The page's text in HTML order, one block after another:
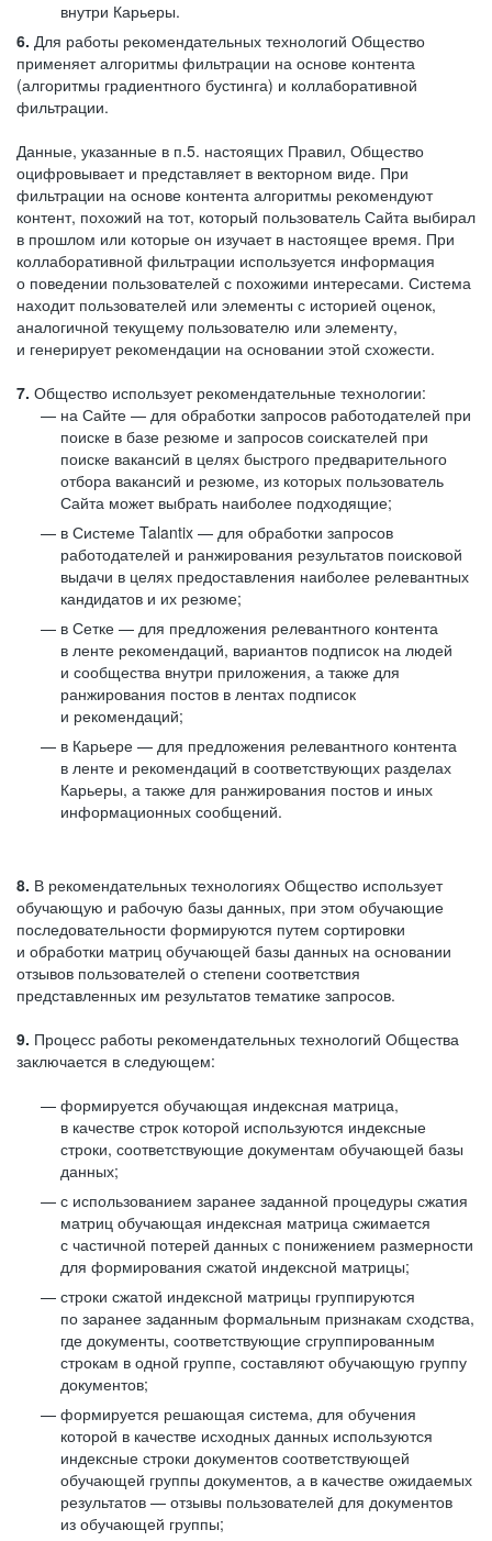
внутри Карьеры.
6. Для работы рекомендательных технологий Общество
применяет алгоритмы фильтрации на основе контента
(алгоритмы градиентного бустинга) и коллаборативной
фильтрации.
Данные, указанные в п.5. настоящих Правил, Общество
оцифровывает и представляет в векторном виде. При
фильтрации на основе контента алгоритмы рекомендуют
контент, похожий на тот, который пользователь Сайта выбирал
в прошлом или которые он изучает в настоящее время. При
коллаборативной фильтрации используется информация
о поведении пользователей с похожими интересами. Система
находит пользователей или элементы с историей оценок,
аналогичной текущему пользователю или элементу,
и генерирует рекомендации на основании этой схожести.
7. Общество использует рекомендательные технологии:
на Сайте — для обработки запросов работодателей при
поиске в базе резюме и запросов соискателей при
поиске вакансий в целях быстрого предварительного
отбора вакансий и резюме, из которых пользователь
Сайта может выбрать наиболее подходящие;
в Системе Talantix — для обработки запросов
работодателей и ранжирования результатов поисковой
выдачи в целях предоставления наиболее релевантных
кандидатов и их резюме;
в Сетке — для предложения релевантного контента
в ленте рекомендаций, вариантов подписок на людей
и сообщества внутри приложения, а также для
ранжирования постов в лентах подписок
и рекомендаций;
в Карьере — для предложения релевантного контента
в ленте и рекомендаций в соответствующих разделах
Карьеры, а также для ранжирования постов и иных
информационных сообщений.
8. В рекомендательных технологиях Общество использует
обучающую и рабочую базы данных, при этом обучающие
последовательности формируются путем сортировки
и обработки матриц обучающей базы данных на основании
отзывов пользователей о степени соответствия
представленных им результатов тематике запросов.
9. Процесс работы рекомендательных технологий Общества
заключается в следующем:
формируется обучающая индексная матрица,
в качестве строк которой используются индексные
строки, соответствующие документам обучающей базы
данных;
с использованием заранее заданной процедуры сжатия
матриц обучающая индексная матрица сжимается
с частичной потерей данных с понижением размерности
для формирования сжатой индексной матрицы;
строки сжатой индексной матрицы группируются
по заранее заданным формальным признакам сходства,
где документы, соответствующие сгруппированным
строкам в одной группе, составляют обучающую группу
документов;
формируется решающая система, для обучения
которой в качестве исходных данных используются
индексные строки документов соответствующей
обучающей группы документов, а в качестве ожидаемых
результатов — отзывы пользователей для документов
из обучающей группы;